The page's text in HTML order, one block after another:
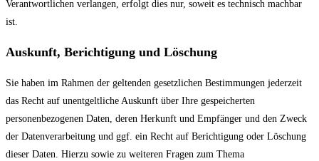
Verantwortlichen verlangen, erfolgt dies nur, soweit es technisch machbar
ist.
Auskunft, Berichtigung und Löschung
Sie haben im Rahmen der geltenden gesetzlichen Bestimmungen jederzeit
das Recht auf unentgeltliche Auskunft über Ihre gespeicherten
personenbezogenen Daten, deren Herkunft und Empfänger und den Zweck
der Datenverarbeitung und ggf. ein Recht auf Berichtigung oder Löschung
dieser Daten. Hierzu sowie zu weiteren Fragen zum Thema